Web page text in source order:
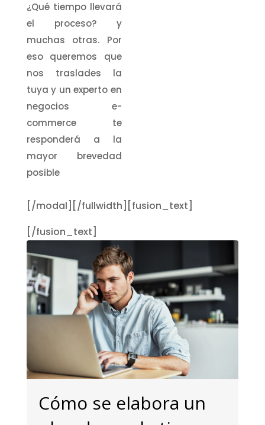
¿Qué tiempo llevará
el proceso? y
muchas otras. Por
eso queremos que
nos traslades la
tuya y un experto en
negocios e-
commerce te
responderá a la
mayor brevedad
posible
[/modal][/fullwidth][fusion_text]
[/fusion_text]
Cómo se elabora un